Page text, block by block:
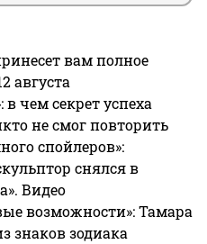
вам полное
августа
чем секрет успеха
не смог повторить
спойлеров»:
снялся в
Видео
возможности»: Тамара
знаков зодиака